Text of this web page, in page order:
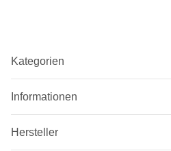
Kategorien
Informationen
Hersteller